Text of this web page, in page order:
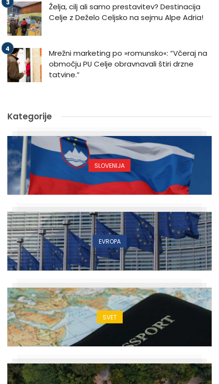
Želja, cilj ali samo prestavitev? Destinacija
Celje z Deželo Celjsko na sejmu Alpe Adria!
Mrežni marketing po »romunsko«: “Včeraj na
območju PU Celje obravnavali štiri drzne
tatvine.”
Kategorije
SLOVENIJA
EVROPA
SVET